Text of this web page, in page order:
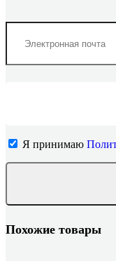
Я принимаю
Похожие товары